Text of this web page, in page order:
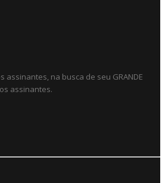
na busca de seu GRANDE
assinantes.